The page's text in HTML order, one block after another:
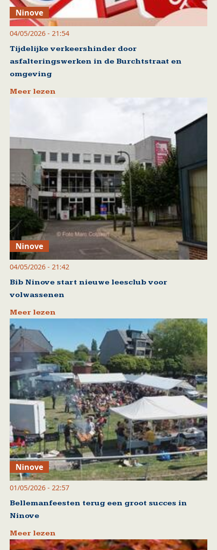
Ninove
04/05/2026 - 21:54
Tijdelijke verkeershinder door
asfalteringswerken in de Burchtstraat en
omgeving
Meer lezen
Ninove
04/05/2026 - 21:42
Bib Ninove start nieuwe leesclub voor
volwassenen
Meer lezen
Ninove
01/05/2026 - 22:57
Bellemanfeesten terug een groot succes in
Ninove
Meer lezen